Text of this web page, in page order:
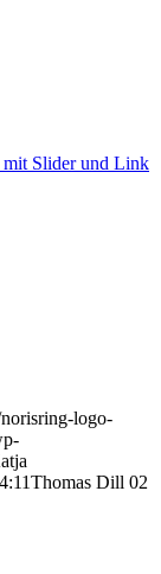
mit Slider und Link
logo-
Thomas Dill 02